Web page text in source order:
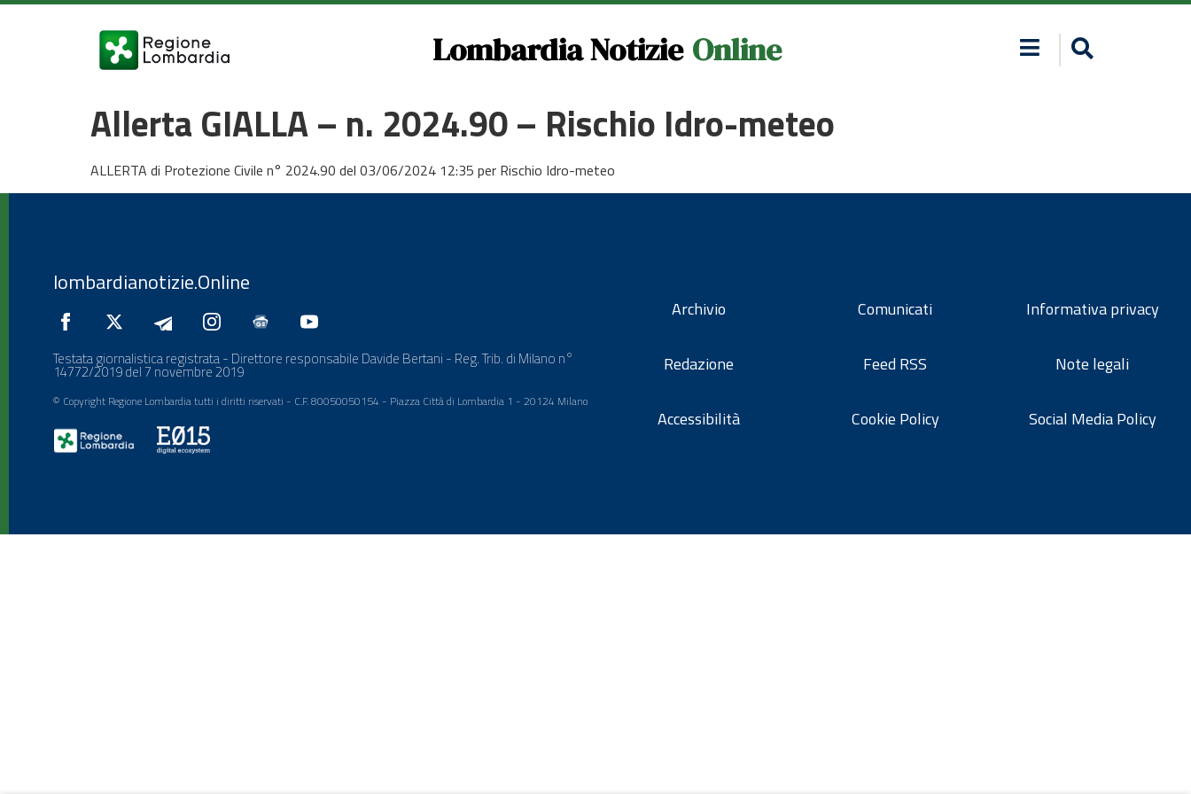
Lombardia Notizie Online
Allerta GIALLA – n. 2024.90 – Rischio Idro-meteo
ALLERTA di Protezione Civile n° 2024.90 del 03/06/2024 12:35 per Rischio Idro-meteo
lombardianotizie.Online
Testata giornalistica registrata - Direttore responsabile Davide Bertani - Reg. Trib. di Milano n°
14772/2019 del 7 novembre 2019
© Copyright Regione Lombardia tutti i diritti riservati - C.F. 80050050154 - Piazza Città di Lombardia 1 - 20124 Milano
Archivio
Redazione
Accessibilità
Comunicati
Feed RSS
Cookie Policy
Informativa privacy
Note legali
Social Media Policy